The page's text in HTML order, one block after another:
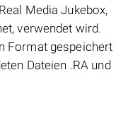
Media Jukebox,
verwendet wird.
Format gespeichert
Dateien .RA und